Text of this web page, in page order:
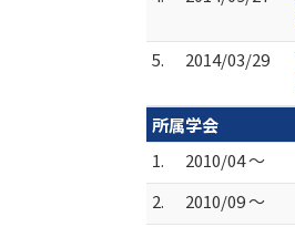
5.
2014/03/29
所属学会
1.
2010/04 ～
2.
2010/09 ～